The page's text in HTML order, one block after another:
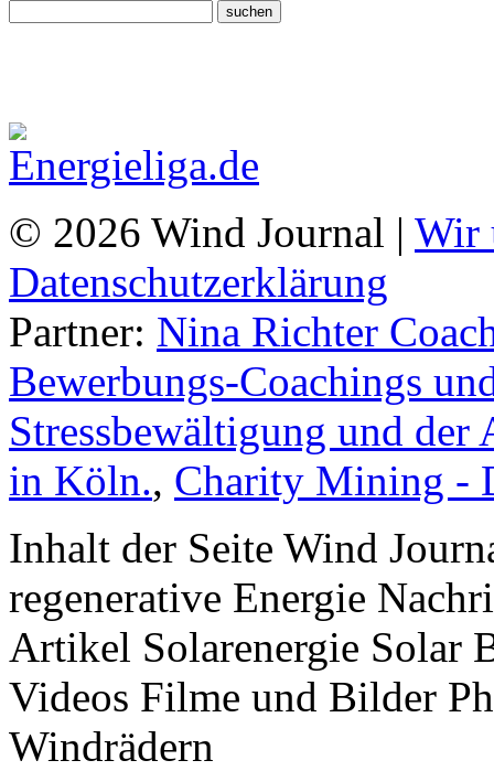
© 2026 Wind Journal | Wir
Datenschutzerklärung
Partner: Nina Richter
Bewerbungs-Coachings
Stressbewältigung und
in Köln., Charity Mining -
Inhalt der Seite Wind
regenerative Energie
Artikel Solarenergie Solar
Videos Filme und Bilder
Windrädern